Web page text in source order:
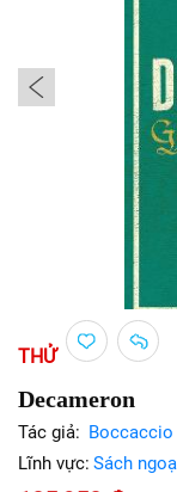
THỬ
Decameron
Tác giả: Boccaccio
Lĩnh vực: Sách